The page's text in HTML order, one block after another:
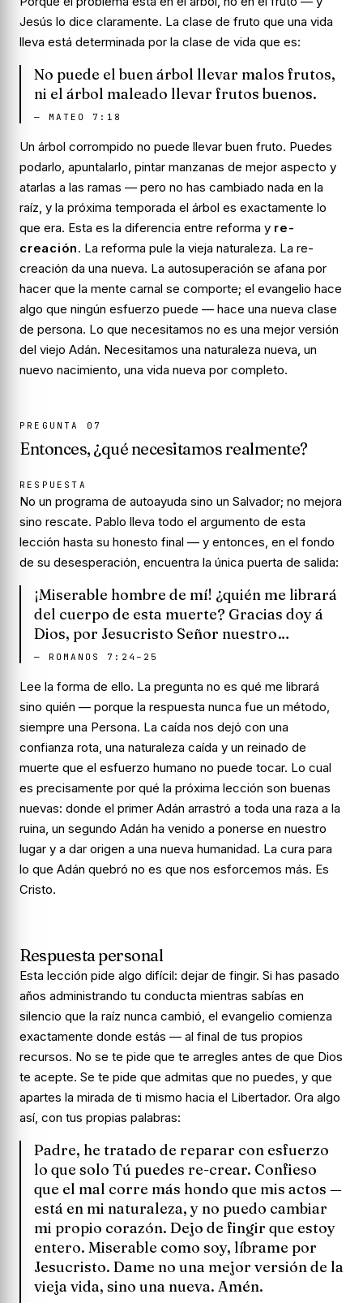
Jesús lo dice claramente. La clase de fruto que una vida
lleva está determinada por la clase de vida que es:
No puede el buen árbol llevar malos frutos,
ni el árbol maleado llevar frutos buenos.
— MATEO 7:18
Un árbol corrompido no puede llevar buen fruto. Puedes
podarlo, apuntalarlo, pintar manzanas de mejor aspecto y
atarlas a las ramas — pero no has cambiado nada en la
raíz, y la próxima temporada el árbol es exactamente lo
que era. Esta es la diferencia entre reforma y re-
creación. La reforma pule la vieja naturaleza. La re-
creación da una nueva. La autosuperación se afana por
hacer que la mente carnal se comporte; el evangelio hace
algo que ningún esfuerzo puede — hace una nueva clase
de persona. Lo que necesitamos no es una mejor versión
del viejo Adán. Necesitamos una naturaleza nueva, un
nuevo nacimiento, una vida nueva por completo.
PREGUNTA 07
Entonces, ¿qué necesitamos realmente?
RESPUESTA
No un programa de autoayuda sino un Salvador; no mejora
sino rescate. Pablo lleva todo el argumento de esta
lección hasta su honesto final — y entonces, en el fondo
de su desesperación, encuentra la única puerta de salida:
¡Miserable hombre de mí! ¿quién me librará
del cuerpo de esta muerte? Gracias doy á
Dios, por Jesucristo Señor nuestro…
— ROMANOS 7:24–25
Lee la forma de ello. La pregunta no es qué me librará
sino quién — porque la respuesta nunca fue un método,
siempre una Persona. La caída nos dejó con una
confianza rota, una naturaleza caída y un reinado de
muerte que el esfuerzo humano no puede tocar. Lo cual
es precisamente por qué la próxima lección son buenas
nuevas: donde el primer Adán arrastró a toda una raza a la
ruina, un segundo Adán ha venido a ponerse en nuestro
lugar y a dar origen a una nueva humanidad. La cura para
lo que Adán quebró no es que nos esforcemos más. Es
Cristo.
Respuesta personal
Esta lección pide algo difícil: dejar de fingir. Si has pasado
años administrando tu conducta mientras sabías en
silencio que la raíz nunca cambió, el evangelio comienza
exactamente donde estás — al final de tus propios
recursos. No se te pide que te arregles antes de que Dios
te acepte. Se te pide que admitas que no puedes, y que
apartes la mirada de ti mismo hacia el Libertador. Ora algo
así, con tus propias palabras:
Padre, he tratado de reparar con esfuerzo
lo que solo Tú puedes re-crear. Confieso
que el mal corre más hondo que mis actos —
está en mi naturaleza, y no puedo cambiar
mi propio corazón. Dejo de fingir que estoy
entero. Miserable como soy, líbrame por
Jesucristo. Dame no una mejor versión de la
vieja vida, sino una nueva. Amén.